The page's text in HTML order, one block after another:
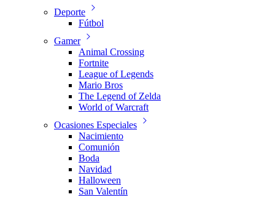
Deporte
Fútbol
Gamer
Animal Crossing
Fortnite
League of Legends
Mario Bros
The Legend of Zelda
World of Warcraft
Ocasiones Especiales
Nacimiento
Comunión
Boda
Navidad
Halloween
San Valentín